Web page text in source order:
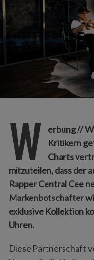
W
erbung //
Kritikern
Charts
mitzuteilen, dass der
Rapper Central Cee
Markenbotschafter
exklusive Kollektion
Uhren.
Diese Partnerschaft